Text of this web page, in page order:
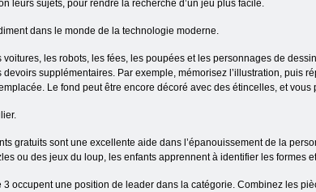
leurs sujets, pour rendre la recherche d’un jeu plus facile.
dans le monde de la technologie moderne.
voitures, les robots, les fées, les poupées et les personnages de
supplémentaires. Par exemple, mémorisez l’illustration, puis
Le fond peut être encore décoré avec des étincelles, et vous
gratuits sont une excellente aide dans l’épanouissement de la
ou des jeux du loup, les enfants apprennent à identifier les formes
occupent une position de leader dans la catégorie. Combinez les